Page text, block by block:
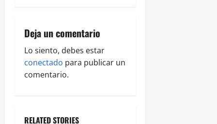
i
g
a
i
Deja un comentario
Lo siento, debes estar
conectado para publicar un
comentario.
RELATED STORIES